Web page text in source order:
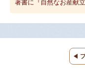
著書に『自然なお産献